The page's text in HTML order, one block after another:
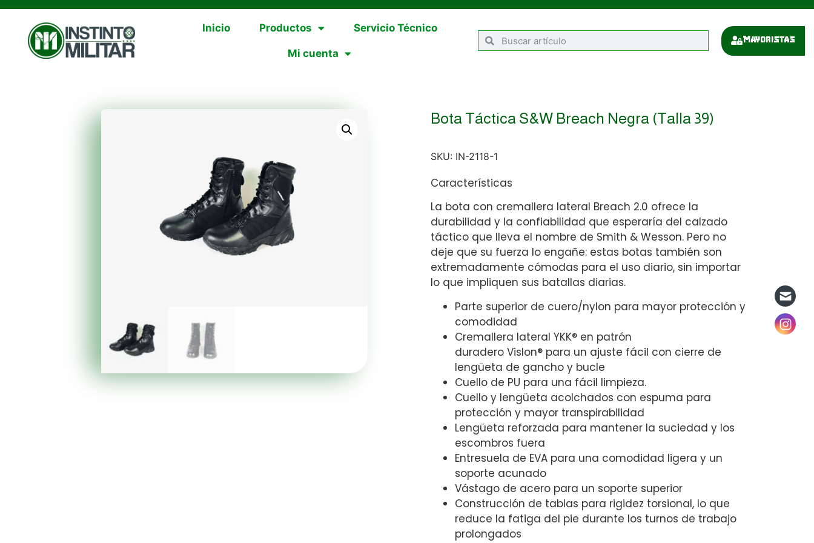
Inicio Productos Servicio Técnico
Mi cuenta
Mayoristas
Bota Táctica S&W Breach Negra (Talla 39)
SKU: IN-2118-1
Características
La bota con cremallera lateral Breach 2.0 ofrece la
durabilidad y la confiabilidad que esperaría del calzado
táctico que lleva el nombre de Smith & Wesson. Pero no
deje que su fuerza lo engañe: estas botas también son
extremadamente cómodas para el uso diario, sin importar
lo que impliquen sus batallas diarias.
Parte superior de cuero/nylon para mayor protección y
comodidad
Cremallera lateral YKK® en patrón
duradero Vislon® para un ajuste fácil con cierre de
lengüeta de gancho y bucle
Cuello de PU para una fácil limpieza.
Cuello y lengüeta acolchados con espuma para
protección y mayor transpirabilidad
Lengüeta reforzada para mantener la suciedad y los
escombros fuera
Entresuela de EVA para una comodidad ligera y un
soporte acunado
Vástago de acero para un soporte superior
Construcción de tablas para rigidez torsional, lo que
reduce la fatiga del pie durante los turnos de trabajo
prolongados